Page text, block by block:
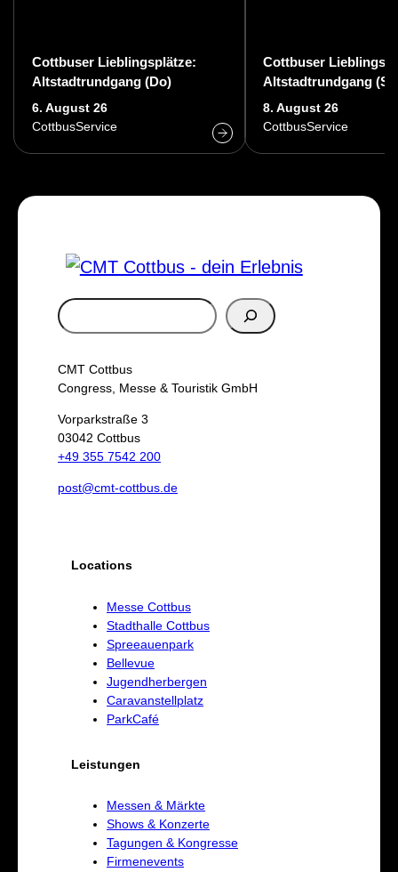
Cottbuser Lieblingsplätze:
Altstadtrundgang (Do)
6. August 26
CottbusService
Cottbuser
Altstadtrundgang
8. August 26
CottbusService
S
u
c
h
e
n
CMT Cottbus
Congress, Messe & Touristik GmbH
Vorparkstraße 3
03042 Cottbus
+49 355 7542 200
post@cmt-cottbus.de
Locations
Messe Cottbus
Stadthalle Cottbus
Spreeauenpark
Bellevue
Jugendherbergen
Caravanstellplatz
ParkCafé
Leistungen
Messen & Märkte
Shows & Konzerte
Tagungen & Kongresse
Firmenevents